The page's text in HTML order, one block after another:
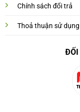
Chính sách đổi trả
Thoả thuận sử
ĐỐI